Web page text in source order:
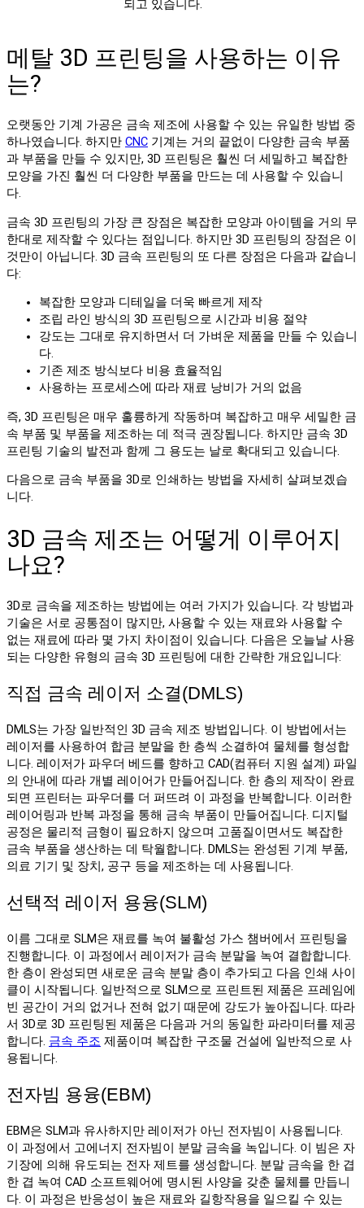
되고 있습니다.
메탈 3D 프린팅을 사용하는 이유
는?
오랫동안 기계 가공은 금속 제조에 사용할 수 있는 유일한 방법 중
하나였습니다. 하지만 CNC 기계는 거의 끝없이 다양한 금속 부품
과 부품을 만들 수 있지만, 3D 프린팅은 훨씬 더 세밀하고 복잡한
모양을 가진 훨씬 더 다양한 부품을 만드는 데 사용할 수 있습니
다.
금속 3D 프린팅의 가장 큰 장점은 복잡한 모양과 아이템을 거의 무
한대로 제작할 수 있다는 점입니다. 하지만 3D 프린팅의 장점은 이
것만이 아닙니다. 3D 금속 프린팅의 또 다른 장점은 다음과 같습니
다:
복잡한 모양과 디테일을 더욱 빠르게 제작
조립 라인 방식의 3D 프린팅으로 시간과 비용 절약
강도는 그대로 유지하면서 더 가벼운 제품을 만들 수 있습니
다.
기존 제조 방식보다 비용 효율적임
사용하는 프로세스에 따라 재료 낭비가 거의 없음
즉, 3D 프린팅은 매우 훌륭하게 작동하며 복잡하고 매우 세밀한 금
속 부품 및 부품을 제조하는 데 적극 권장됩니다. 하지만 금속 3D
프린팅 기술의 발전과 함께 그 용도는 날로 확대되고 있습니다.
다음으로 금속 부품을 3D로 인쇄하는 방법을 자세히 살펴보겠습
니다.
3D 금속 제조는 어떻게 이루어지
나요?
3D로 금속을 제조하는 방법에는 여러 가지가 있습니다. 각 방법과
기술은 서로 공통점이 많지만, 사용할 수 있는 재료와 사용할 수
없는 재료에 따라 몇 가지 차이점이 있습니다. 다음은 오늘날 사용
되는 다양한 유형의 금속 3D 프린팅에 대한 간략한 개요입니다:
직접 금속 레이저 소결(DMLS)
DMLS는 가장 일반적인 3D 금속 제조 방법입니다. 이 방법에서는
레이저를 사용하여 합금 분말을 한 층씩 소결하여 물체를 형성합
니다. 레이저가 파우더 베드를 향하고 CAD(컴퓨터 지원 설계) 파일
의 안내에 따라 개별 레이어가 만들어집니다. 한 층의 제작이 완료
되면 프린터는 파우더를 더 퍼뜨려 이 과정을 반복합니다. 이러한
레이어링과 반복 과정을 통해 금속 부품이 만들어집니다. 디지털
공정은 물리적 금형이 필요하지 않으며 고품질이면서도 복잡한
금속 부품을 생산하는 데 탁월합니다. DMLS는 완성된 기계 부품,
의료 기기 및 장치, 공구 등을 제조하는 데 사용됩니다.
선택적 레이저 용융(SLM)
이름 그대로 SLM은 재료를 녹여 불활성 가스 챔버에서 프린팅을
진행합니다. 이 과정에서 레이저가 금속 분말을 녹여 결합합니다.
한 층이 완성되면 새로운 금속 분말 층이 추가되고 다음 인쇄 사이
클이 시작됩니다. 일반적으로 SLM으로 프린트된 제품은 프레임에
빈 공간이 거의 없거나 전혀 없기 때문에 강도가 높아집니다. 따라
서 3D로 3D 프린팅된 제품은 다음과 거의 동일한 파라미터를 제공
합니다. 금속 주조 제품이며 복잡한 구조물 건설에 일반적으로 사
용됩니다.
전자빔 용융(EBM)
EBM은 SLM과 유사하지만 레이저가 아닌 전자빔이 사용됩니다.
이 과정에서 고에너지 전자빔이 분말 금속을 녹입니다. 이 빔은 자
기장에 의해 유도되는 전자 제트를 생성합니다. 분말 금속을 한 겹
한 겹 녹여 CAD 소프트웨어에 명시된 사양을 갖춘 물체를 만듭니
다. 이 과정은 반응성이 높은 재료와 길항작용을 일으킬 수 있는